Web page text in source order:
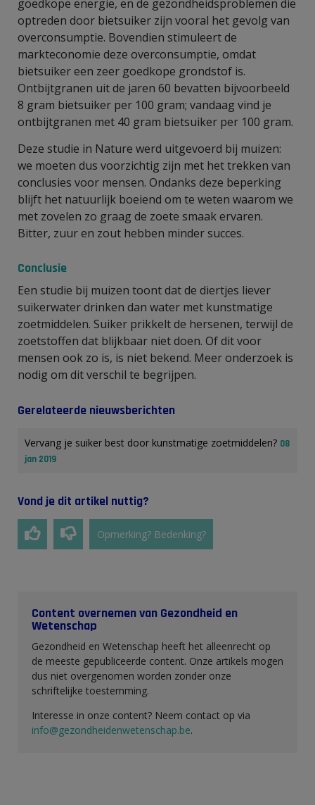
goedkope energie, en de gezondheidsproblemen die
optreden door bietsuiker zijn vooral het gevolg van
overconsumptie. Bovendien stimuleert de
markteconomie deze overconsumptie, omdat
bietsuiker een zeer goedkope grondstof is.
Ontbijtgranen uit de jaren 60 bevatten bijvoorbeeld
8 gram bietsuiker per 100 gram; vandaag vind je
ontbijtgranen met 40 gram bietsuiker per 100 gram.
Deze studie in Nature werd uitgevoerd bij muizen:
we moeten dus voorzichtig zijn met het trekken van
conclusies voor mensen. Ondanks deze beperking
blijft het natuurlijk boeiend om te weten waarom we
met zovelen zo graag de zoete smaak ervaren.
Bitter, zuur en zout hebben minder succes.
Conclusie
Een studie bij muizen toont dat de diertjes liever
suikerwater drinken dan water met kunstmatige
zoetmiddelen. Suiker prikkelt de hersenen, terwijl de
zoetstoffen dat blijkbaar niet doen. Of dit voor
mensen ook zo is, is niet bekend. Meer onderzoek is
nodig om dit verschil te begrijpen.
Gerelateerde nieuwsberichten
Vervang je suiker best door kunstmatige zoetmiddelen? 08
jan 2019
Vond je dit artikel nuttig?
Opmerking? Bedenking?
Content overnemen van Gezondheid en
Wetenschap
Gezondheid en Wetenschap heeft het alleenrecht op
de meeste gepubliceerde content. Onze artikels mogen
dus niet overgenomen worden zonder onze
schriftelijke toestemming.
Interesse in onze content? Neem contact op via
info@gezondheidenwetenschap.be.